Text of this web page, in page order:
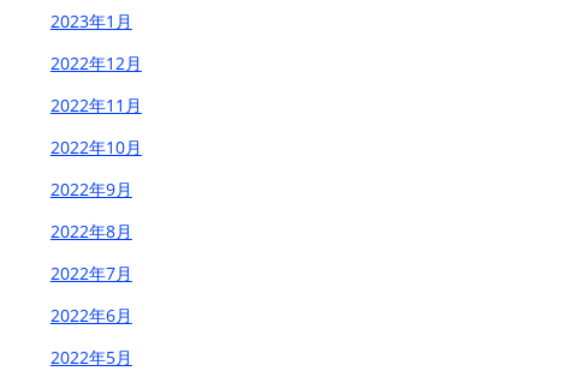
2023年1月
2022年12月
2022年11月
2022年10月
2022年9月
2022年8月
2022年7月
2022年6月
2022年5月